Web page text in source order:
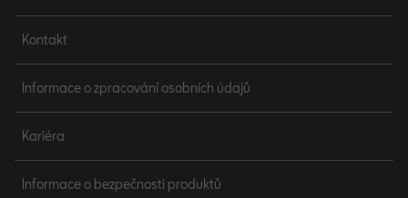
Kontakt
Informace o zpracování osobních údajů
Kariéra
Informace o bezpečnosti produktů